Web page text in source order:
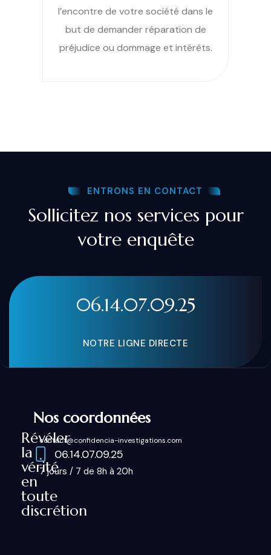
l’encontre de votre société dans le
but de demander réparation de
préjudice ou dommage et intérêts.
ENTRONS EN CONTACT
Sollicitez nos services pour
votre enquête
06.14.07.09.25
NOTRE LIGNE DIRECTE
Révéler
la
vérité
en
toute
discrétion
Nos coordonnées
contact@confidencia-investigations.com
06.14.07.09.25
7 jours / 7 de 8h à 20h